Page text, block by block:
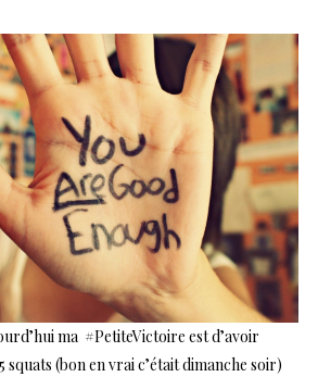
ma #PetiteVictoire est d’avoir
squats (bon en vrai c’était dimanche soir)